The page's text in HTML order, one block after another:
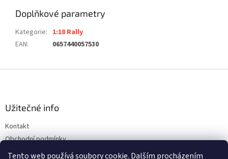
Tento web používá soubory cookie. Dalším procházením
Doplňkové parametry
Kategorie: 1:18 Rally
EAN: 0657440057530
Užitečné info
Kontakt
Obchodní podmínky
Ochrana osobních údajů